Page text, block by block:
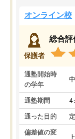
オンライン校
保護者
総合評
通塾開始時
の学年
通塾期間 4
通った目的
偏差値の変